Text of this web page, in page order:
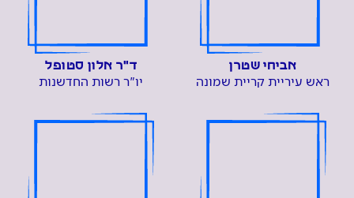
אביחי שטרן
ראש עיריית קריית שמונה
ד"ר אלון סטופל
יו"ר רשות החדשנות